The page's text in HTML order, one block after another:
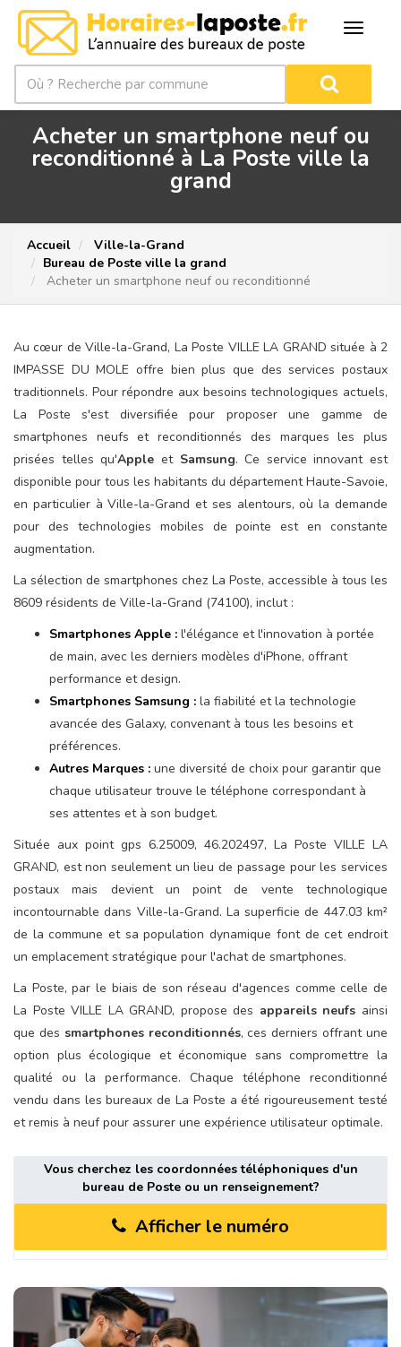
Acheter un smartphone neuf ou
reconditionné à La Poste ville la
grand
Accueil
Ville-la-Grand
Bureau de Poste ville la grand
Acheter un smartphone neuf ou reconditionné
Au cœur de Ville-la-Grand, La Poste VILLE LA GRAND située à 2
IMPASSE DU MOLE offre bien plus que des services postaux
traditionnels. Pour répondre aux besoins technologiques actuels,
La Poste s'est diversifiée pour proposer une gamme de
smartphones neufs et reconditionnés des marques les plus
prisées telles qu'Apple et Samsung. Ce service innovant est
disponible pour tous les habitants du département Haute-Savoie,
en particulier à Ville-la-Grand et ses alentours, où la demande
pour des technologies mobiles de pointe est en constante
augmentation.
La sélection de smartphones chez La Poste, accessible à tous les
8609 résidents de Ville-la-Grand (74100), inclut :
Smartphones Apple : l'élégance et l'innovation à portée
de main, avec les derniers modèles d'iPhone, offrant
performance et design.
Smartphones Samsung : la fiabilité et la technologie
avancée des Galaxy, convenant à tous les besoins et
préférences.
Autres Marques : une diversité de choix pour garantir que
chaque utilisateur trouve le téléphone correspondant à
ses attentes et à son budget.
Située aux point gps 6.25009, 46.202497, La Poste VILLE LA
GRAND, est non seulement un lieu de passage pour les services
postaux mais devient un point de vente technologique
incontournable dans Ville-la-Grand. La superficie de 447.03 km²
de la commune et sa population dynamique font de cet endroit
un emplacement stratégique pour l'achat de smartphones.
La Poste, par le biais de son réseau d'agences comme celle de
La Poste VILLE LA GRAND, propose des appareils neufs ainsi
que des smartphones reconditionnés, ces derniers offrant une
option plus écologique et économique sans compromettre la
qualité ou la performance. Chaque téléphone reconditionné
vendu dans les bureaux de La Poste a été rigoureusement testé
et remis à neuf pour assurer une expérience utilisateur optimale.
Vous cherchez les coordonnées téléphoniques d'un
bureau de Poste ou un renseignement?
Afficher le numéro